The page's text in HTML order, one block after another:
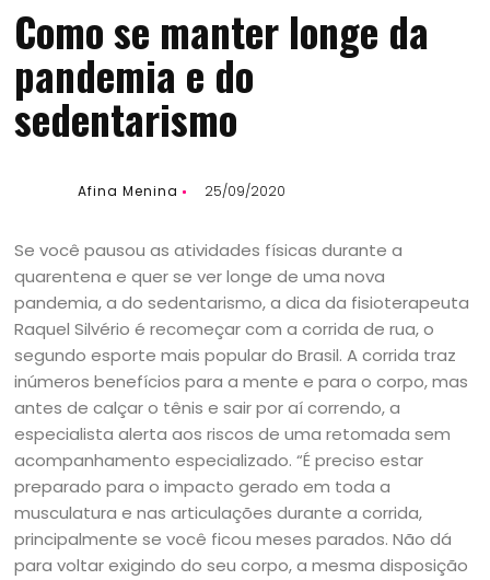
Como se manter longe da
pandemia e do
sedentarismo
Afina Menina 25/09/2020
Se você pausou as atividades físicas durante a
quarentena e quer se ver longe de uma nova
pandemia, a do sedentarismo, a dica da fisioterapeuta
Raquel Silvério é recomeçar com a corrida de rua, o
segundo esporte mais popular do Brasil. A corrida traz
inúmeros benefícios para a mente e para o corpo, mas
antes de calçar o tênis e sair por aí correndo, a
especialista alerta aos riscos de uma retomada sem
acompanhamento especializado. “É preciso estar
preparado para o impacto gerado em toda a
musculatura e nas articulações durante a corrida,
principalmente se você ficou meses parados. Não dá
para voltar exigindo do seu corpo, a mesma disposição